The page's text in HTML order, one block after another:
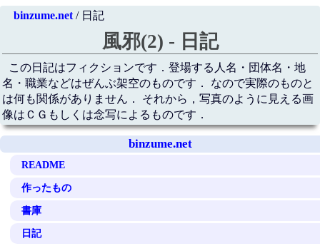
binzume.net/ 日記
風邪(2) - 日記
この日記はフィクションです．登場する人名・団体名・地
名・職業などはぜんぶ架空のものです． なので実際のものと
は何も関係がありません． それから，写真のように見える画
像はＣＧもしくは念写によるものです．
binzume.net
README
作ったもの
書庫
日記